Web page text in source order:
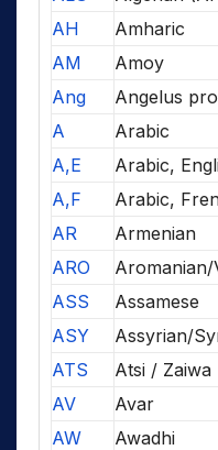
AH
Amharic
AM
Amoy
Ang
Angelus
A
Arabic
A,E
Arabic,
A,F
Arabic,
AR
Armenian
ARO
Aromanian/
ASS
Assamese
ASY
Assyrian/
ATS
Atsi / Zaiwa
AV
Avar
AW
Awadhi